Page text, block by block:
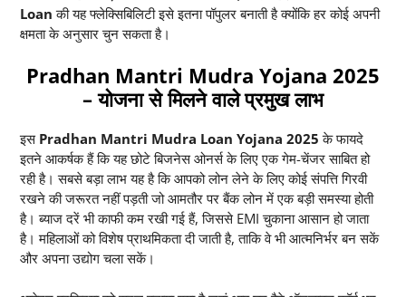
Loan की यह फ्लेक्सिबिलिटी इसे इतना पॉपुलर बनाती है क्योंकि हर कोई अपनी
क्षमता के अनुसार चुन सकता है।
Pradhan Mantri Mudra Yojana 2025
–योजना से मिलने वाले प्रमुख लाभ
इस Pradhan Mantri Mudra Loan Yojana 2025 के फायदे
इतने आकर्षक हैं कि यह छोटे बिजनेस ओनर्स के लिए एक गेम-चेंजर साबित हो
रही है। सबसे बड़ा लाभ यह है कि आपको लोन लेने के लिए कोई संपत्ति गिरवी
रखने की जरूरत नहीं पड़ती जो आमतौर पर बैंक लोन में एक बड़ी समस्या होती
है। ब्याज दरें भी काफी कम रखी गई हैं, जिससे EMI चुकाना आसान हो जाता
है। महिलाओं को विशेष प्राथमिकता दी जाती है, ताकि वे भी आत्मनिर्भर बन सकें
और अपना उद्योग चला सकें।